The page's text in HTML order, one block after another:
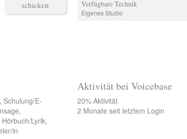
schicken
Verfügbare Technik
Eigenes Studio
Schulung/E-
Lyrik,
in
Aktivität bei Voicebase
20% Aktivität
2 Monate seit letztem Login